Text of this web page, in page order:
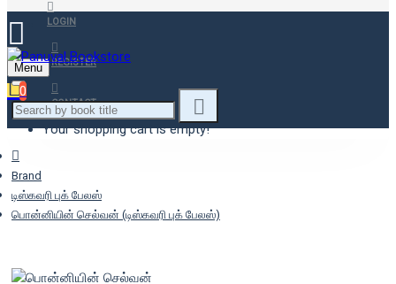
LOGIN
REGISTER
CONTACT
Menu
0
Your shopping cart is empty!
Brand
டிஸ்கவரி புக் பேலஸ்
பொன்னியின் செல்வன் (டிஸ்கவரி புக் பேலஸ்)